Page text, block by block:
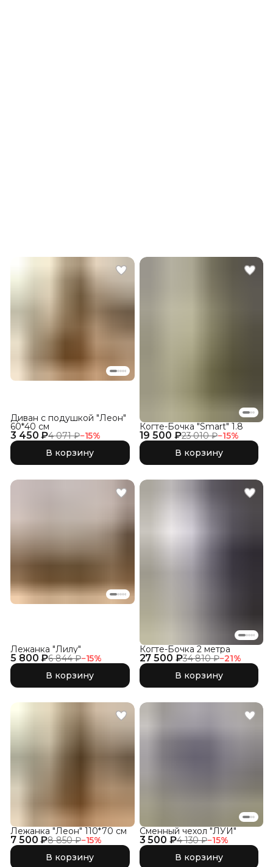
3 450 ₽4 071 ₽−15%
Диван с подушкой "Леон"
60*40 см
В корзину
19 500 ₽23 010 ₽−15%
Когте-Бочка "Smart" 1.8
В корзину
5 800 ₽6 844 ₽−15%
Лежанка "Лилу"
В корзину
27 500 ₽34 810 ₽−21%
Когте-Бочка 2 метра
В корзину
7 500 ₽8 850 ₽−15%
Лежанка "Леон" 110*70 см
В корзину
3 500 ₽4 130 ₽−15%
Сменный чехол "ЛУИ"
В корзину